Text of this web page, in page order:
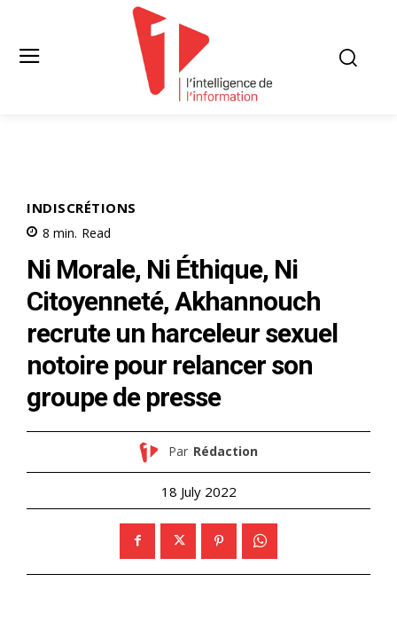
INDISCRÉTIONS
8 min. Read
Ni Morale, Ni Éthique, Ni
Citoyenneté, Akhannouch
recrute un harceleur sexuel
notoire pour relancer son
groupe de presse
Par Rédaction
18 July 2022